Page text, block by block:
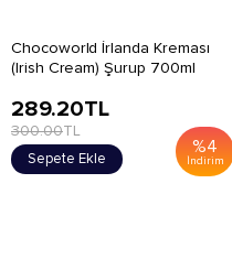
Chocoworld İrlanda Kreması
(Irish Cream) Şurup 700ml
%4
İndirim
289.20TL
300.00TL
Sepete Ekle